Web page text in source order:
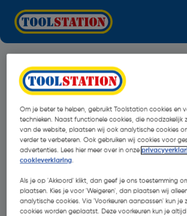
Om je beter te helpen, gebruikt Toolstation cookies en
technieken. Naast functionele cookies, die noodzakelijk
van de website, plaatsen wij ook analytische cookies
verder te verbeteren. Ook gebruiken wij cookies voor
advertenties. Lees hier meer over in onze
cookieverklaring.
Als je op 'Akkoord' klikt, dan geef je ons toestemming
plaatsen. Kies je voor 'Weigeren', dan plaatsen wij
analytische cookies. Via 'Voorkeuren aanpassen' kun je
cookies worden geplaatst. Deze voorkeuren kun je